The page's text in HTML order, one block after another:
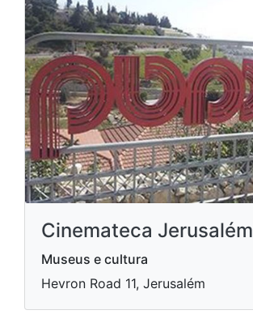
Cinemateca Jerusalém
Museus e cultura
Hevron Road 11, Jerusalém